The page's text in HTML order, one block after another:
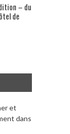
– du
de
et
dans